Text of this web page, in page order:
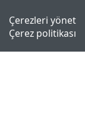
Çerezleri yönet
Çerez politikası